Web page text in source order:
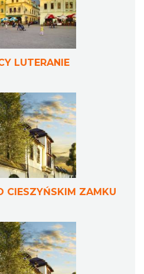
2026-09-06
LUTERANIE
CIESZYŃSKIM ZAMKU